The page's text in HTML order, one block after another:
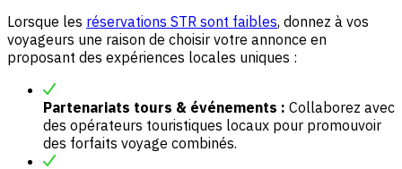
Lorsque les réservations STR sont faibles, donnez à vos
voyageurs une raison de choisir votre annonce en
proposant des expériences locales uniques :
Partenariats tours & événements : Collaborez avec
des opérateurs touristiques locaux pour promouvoir
des forfaits voyage combinés.